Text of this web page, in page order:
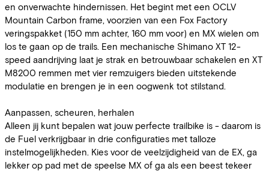
en onverwachte hindernissen. Het begint met een OCLV
Mountain Carbon frame, voorzien van een Fox Factory
veringspakket (150 mm achter, 160 mm voor) en MX wielen om
los te gaan op de trails. Een mechanische Shimano XT 12-
speed aandrijving laat je strak en betrouwbaar schakelen en XT
M8200 remmen met vier remzuigers bieden uitstekende
modulatie en brengen je in een oogwenk tot stilstand.
Aanpassen, scheuren, herhalen
Alleen jij kunt bepalen wat jouw perfecte trailbike is - daarom is
de Fuel verkrijgbaar in drie configuraties met talloze
instelmogelijkheden. Kies voor de veelzijdigheid van de EX, ga
lekker op pad met de speelse MX of ga als een beest tekeer